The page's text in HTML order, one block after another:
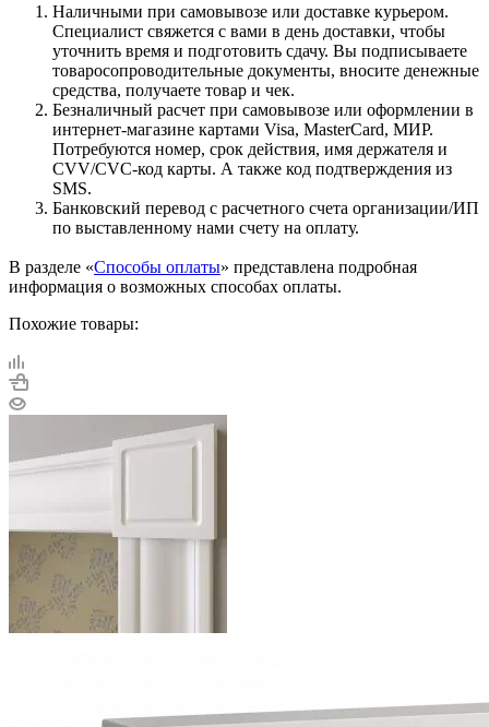
Наличными при самовывозе или доставке курьером.
Специалист свяжется с вами в день доставки, чтобы
уточнить время и подготовить сдачу. Вы подписываете
товаросопроводительные документы, вносите денежные
средства, получаете товар и чек.
Безналичный расчет при самовывозе или оформлении в
интернет-магазине картами Visa, MasterCard, МИР.
Потребуются номер, срок действия, имя держателя и
CVV/CVC-код карты. А также код подтверждения из
SMS.
Банковский перевод с расчетного счета организации/ИП
по выставленному нами счету на оплату.
В разделе «Способы оплаты» представлена подробная
информация о возможных способах оплаты.
Похожие товары: